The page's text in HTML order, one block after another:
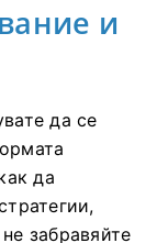
и
да се
да
забравяйте